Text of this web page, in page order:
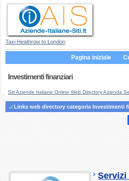
Taxi Heathrow to London
Pagina iniziale
Investimenti finanziari
Siti Aziende Italiane Online Web Directory Azienda
Links web directory categoria Investimenti
Servizi